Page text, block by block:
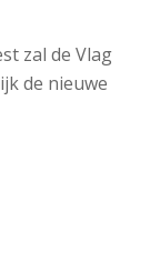
zal de Vlag
de nieuwe